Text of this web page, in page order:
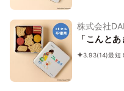
株式会社
「こんと
3.93(14)最短